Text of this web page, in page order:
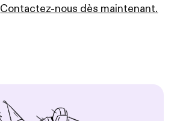
Contactez-nous dès maintenant.